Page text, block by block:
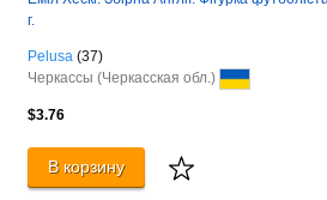
г.
Pelusa (37)
Черкассы (Черкасская обл.)
$3.76
В корзину